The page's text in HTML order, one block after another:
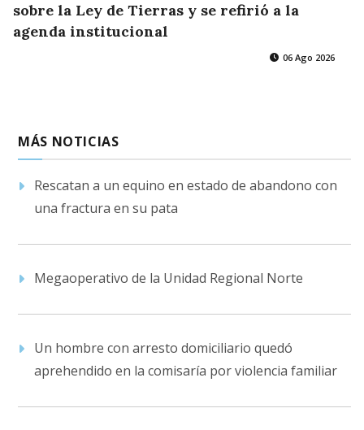
sobre la Ley de Tierras y se refirió a la
agenda institucional
06 Ago 2026
MÁS NOTICIAS
Rescatan a un equino en estado de abandono con
una fractura en su pata
Megaoperativo de la Unidad Regional Norte
Un hombre con arresto domiciliario quedó
aprehendido en la comisaría por violencia familiar